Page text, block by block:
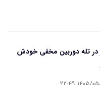
در تله دوربین مخفی خودش